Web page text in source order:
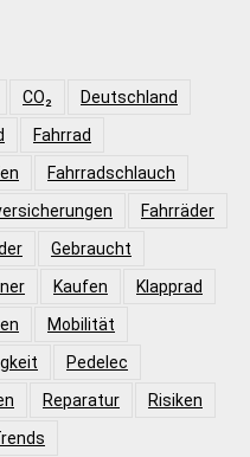
CO₂
Deutschland
Fahrrad
Fahrradschlauch
Fahrräder
Gebraucht
Kaufen
Klapprad
Mobilität
Pedelec
Reparatur
Risiken